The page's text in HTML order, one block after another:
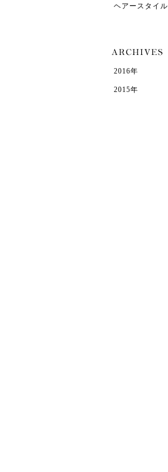
ヘアースタイル
2016年
2015年